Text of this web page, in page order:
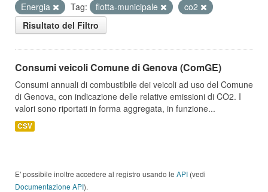
Energia
Tag: flotta-municipale
co2
Risultato del Filtro
Consumi veicoli Comune di Genova (ComGE)
Consumi annuali di combustibile dei veicoli ad uso del Comune
di Genova, con indicazione delle relative emissioni di CO2. I
valori sono riportati in forma aggregata, in funzione...
CSV
E' possibile inoltre accedere al registro usando le API (vedi
Documentazione API).